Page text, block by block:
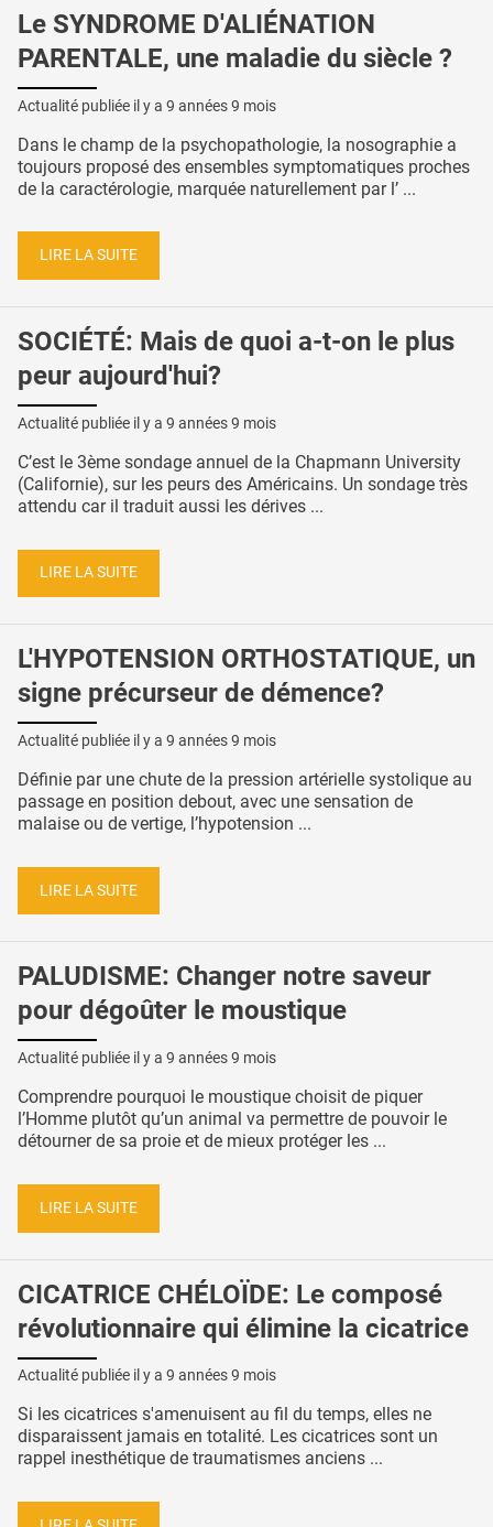
Le SYNDROME D'ALIÉNATION
PARENTALE, une maladie du siècle ?
Actualité publiée il y a 9 années 9 mois
Dans le champ de la psychopathologie, la nosographie a
toujours proposé des ensembles symptomatiques proches
de la caractérologie, marquée naturellement par l’ ...
LIRE LA SUITE
SOCIÉTÉ: Mais de quoi a-t-on le plus
peur aujourd'hui?
Actualité publiée il y a 9 années 9 mois
C’est le 3ème sondage annuel de la Chapmann University
(Californie), sur les peurs des Américains. Un sondage très
attendu car il traduit aussi les dérives ...
LIRE LA SUITE
L'HYPOTENSION ORTHOSTATIQUE, un
signe précurseur de démence?
Actualité publiée il y a 9 années 9 mois
Définie par une chute de la pression artérielle systolique au
passage en position debout, avec une sensation de
malaise ou de vertige, l’hypotension ...
LIRE LA SUITE
PALUDISME: Changer notre saveur
pour dégoûter le moustique
Actualité publiée il y a 9 années 9 mois
Comprendre pourquoi le moustique choisit de piquer
l’Homme plutôt qu’un animal va permettre de pouvoir le
détourner de sa proie et de mieux protéger les ...
LIRE LA SUITE
CICATRICE CHÉLOÏDE: Le composé
révolutionnaire qui élimine la cicatrice
Actualité publiée il y a 9 années 9 mois
Si les cicatrices s'amenuisent au fil du temps, elles ne
disparaissent jamais en totalité. Les cicatrices sont un
rappel inesthétique de traumatismes anciens ...